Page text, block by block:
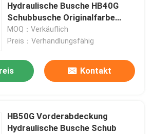
Hydraulische Busche HB40G
Schubbusche Originalfarbe
DS10B
MOQ：Verkäuflich
Preis：Verhandlungsfähig
Kontakt
HB50G Vorderabdeckung
Hydraulische Busche Schub